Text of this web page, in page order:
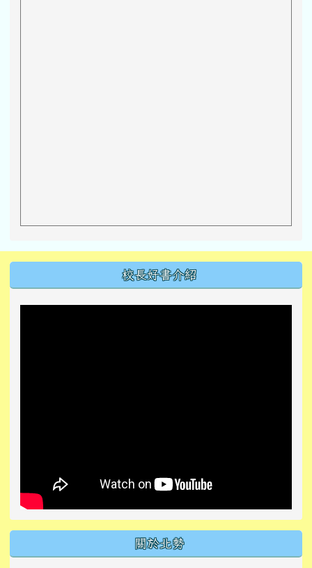
校長好書介紹
關於北勢